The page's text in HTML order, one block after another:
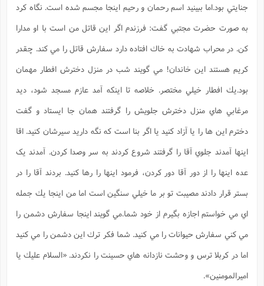
جنايتي بود.اما ببينيد اسم رحمان و رحيم اينجا مجسم شده است. نگاه كرد
به صورت حضرت مجتبي گفت: فرزندم اگر اين قاتل من است با او مدارا
كن. در محراب شهادت به خاك افتاده دارد سفارش قاتل را مي كند. چقدر
كريم هستند اين خاندان! مي گویند شب در منزل دخترش افطار مهمان
بود.يك افطار خيلي مختصر. خلاصه تا اينكه آمد عازم مسجد شود، ديد
مرغابي هاي منزل دخترش جلویش را گرفتند همان جا ايستاد و گفت
دخترم اين ها را يا آزاد كنيد يا اگر بنا است كه نگه داريد سيرشان كنيد. اقا
اينها آمدند جلوي آقا را گرفتند شروع كردند به سر وصدا كردن. آمدند يک
عده اينها را از دور آقا دور كردن، فرمود اينها را رها كنيد. بردند آقا را در
بستر قرار دادند مصيبت تو بر ما خيلي سنگين است اما من اينجا يك جمله
اي مي خواستم اجازه بگيرم از خود شما.مي گویند اينجا سفارش دشمن را
مي كني سفارش حيوانات را مي كنيد. شما فكر ترك اين دشمن را مي كنيد
اما در كربلا ترس و وحشت نازدانه هاي حسينت را نكردند. «السلام عليك يا
اميرالمومنين».